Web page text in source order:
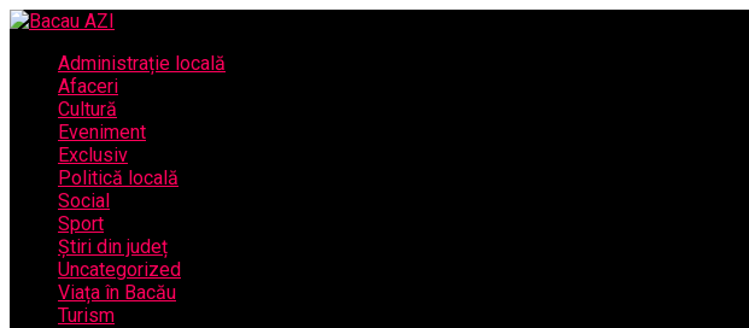
Administrație locală
Afaceri
Cultură
Eveniment
Exclusiv
Politică locală
Social
Sport
Știri din județ
Uncategorized
Viața în Bacău
Turism